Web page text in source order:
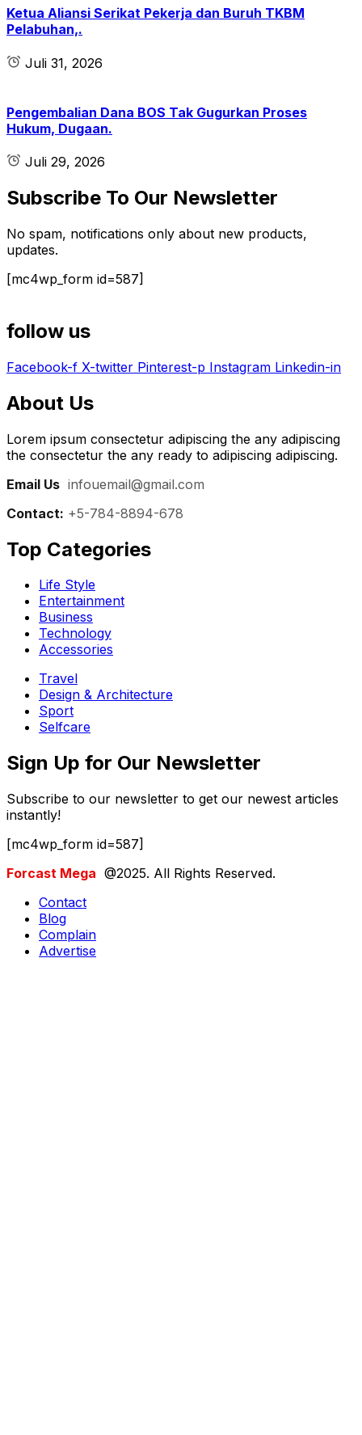
Ketua Aliansi Serikat Pekerja dan Buruh TKBM
Pelabuhan,.
Juli 31, 2026
Pengembalian Dana BOS Tak Gugurkan Proses
Hukum, Dugaan.
Juli 29, 2026
Subscribe To Our Newsletter
No spam, notifications only about new products,
updates.
[mc4wp_form id=587]
follow us
Facebook-f X-twitter Pinterest-p Instagram Linkedin-in
About Us
Lorem ipsum consectetur adipiscing the any adipiscing
the consectetur the any ready to adipiscing adipiscing.
Email Us infouemail@gmail.com
Contact: +5-784-8894-678
Top Categories​
Life Style
Entertainment
Business
Technology
Accessories
Travel
Design & Architecture
Sport
Selfcare
Sign Up for Our Newsletter
Subscribe to our newsletter to get our newest articles
instantly!
[mc4wp_form id=587]
Forcast Mega @2025. All Rights Reserved.
Contact
Blog
Complain
Advertise